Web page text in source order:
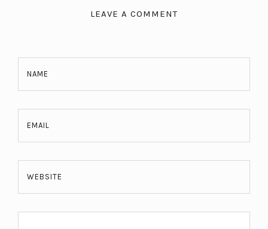
LEAVE A COMMENT
NAME
EMAIL
WEBSITE